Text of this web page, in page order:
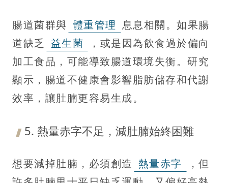
腸道菌群與 體重管理 息息相關。如果腸
道缺乏 益生菌
，或是因為飲食過於偏向
加工食品，可能導致腸道環境失衡。研究
顯示，腸道不健康會影響脂肪儲存和代謝
效率，讓肚腩更容易生成。
5. 熱量赤字不足，減肚腩始終困難
想要減掉肚腩，必須創造 熱量赤字
，但